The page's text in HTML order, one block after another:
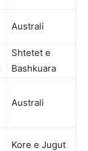
Australi
Shtetet e
Bashkuara
Australi
Kore e Jugut